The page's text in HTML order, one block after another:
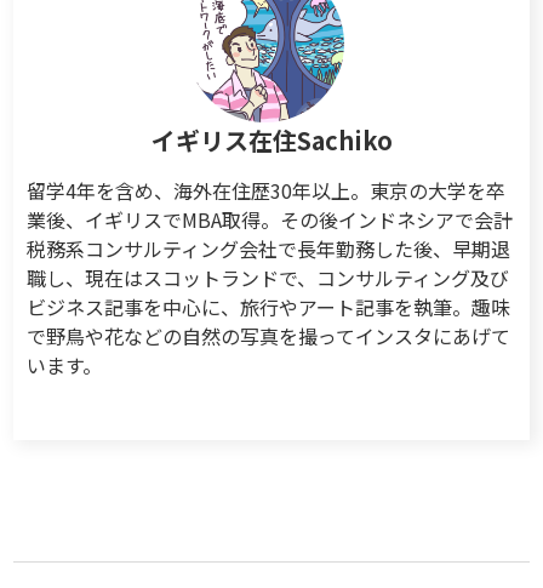
イギリス在住Sachiko
留学4年を含め、海外在住歴30年以上。東京の大学を卒
業後、イギリスでMBA取得。その後インドネシアで会計
税務系コンサルティング会社で長年勤務した後、早期退
職し、現在はスコットランドで、コンサルティング及び
ビジネス記事を中心に、旅行やアート記事を執筆。趣味
で野鳥や花などの自然の写真を撮ってインスタにあげて
います。